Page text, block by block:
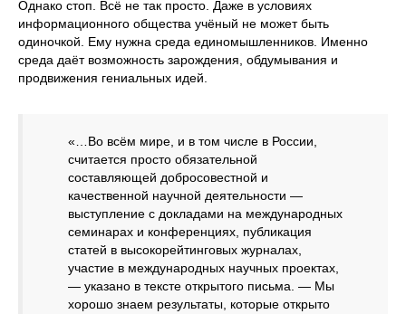
Однако стоп. Всё не так просто. Даже в условиях
информационного общества учёный не может быть
одиночкой. Ему нужна среда единомышленников. Именно
среда даёт возможность зарождения, обдумывания и
продвижения гениальных идей.
«…Во всём мире, и в том числе в России,
считается просто обязательной
составляющей добросовестной и
качественной научной деятельности —
выступление с докладами на международных
семинарах и конференциях, публикация
статей в высокорейтинговых журналах,
участие в международных научных проектах,
— указано в тексте открытого письма. — Мы
хорошо знаем результаты, которые открыто